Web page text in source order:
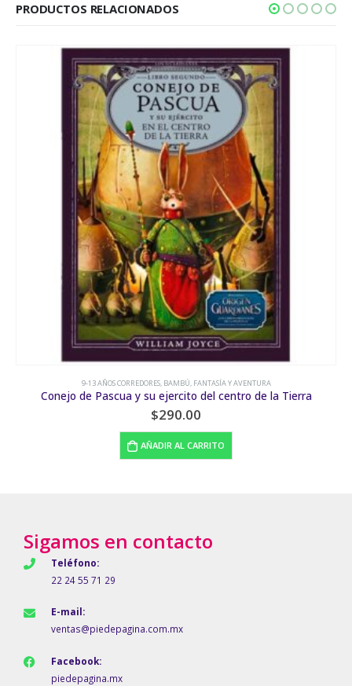
PRODUCTOS RELACIONADOS
BAMBÚ
Pequeñas historias del globo
$210.00
AÑADIR AL CARRITO
Sigamos en contacto
Teléfono:
22 24 55 71 29
E-mail:
ventas@piedepagina.com.mx
Facebook:
piedepagina.mx